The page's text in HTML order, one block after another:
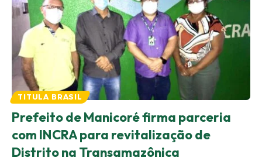
TITULA BRASIL
Prefeito de Manicoré firma parceria
com INCRA para revitalização de
Distrito na Transamazônica